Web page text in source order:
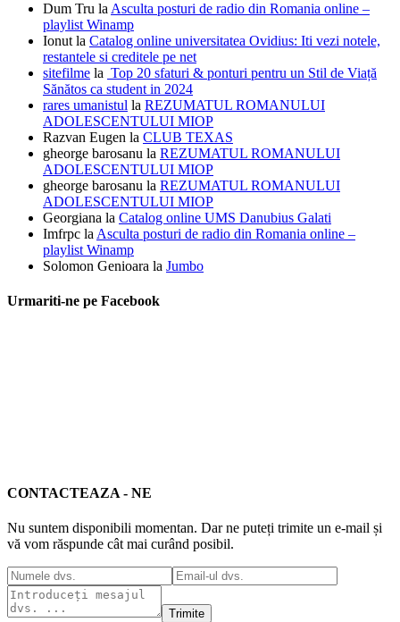
Dum Tru la Asculta posturi de radio din Romania online –
playlist Winamp
Ionut la Catalog online universitatea Ovidius: Iti vezi notele,
restantele si creditele pe net
sitefilme la Top 20 sfaturi & ponturi pentru un Stil de Viață
Sănătos ca student in 2024
rares umanistul la REZUMATUL ROMANULUI
ADOLESCENTULUI MIOP
Razvan Eugen la CLUB TEXAS
gheorge barosanu la REZUMATUL ROMANULUI
ADOLESCENTULUI MIOP
gheorge barosanu la REZUMATUL ROMANULUI
ADOLESCENTULUI MIOP
Georgiana la Catalog online UMS Danubius Galati
Imfrpc la Asculta posturi de radio din Romania online –
playlist Winamp
Solomon Genioara la Jumbo
Urmariti-ne pe Facebook
CONTACTEAZA - NE
Nu suntem disponibili momentan. Dar ne puteți trimite un e-mail și
vă vom răspunde cât mai curând posibil.
Trimite